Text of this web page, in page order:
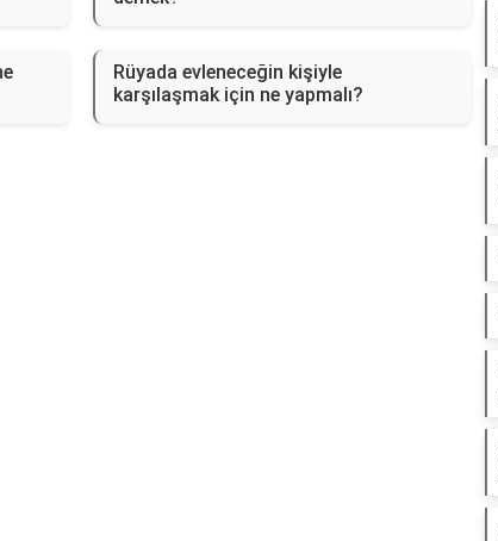
Rüyada evleneceğin kişiyle
karşılaşmak için ne yapmalı?